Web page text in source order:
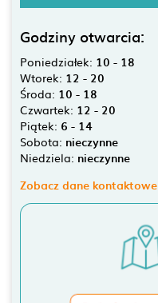
Godziny otwarcia:
Poniedziałek: 10 - 18
Wtorek: 12 - 20
Środa: 10 - 18
Czwartek: 12 - 20
Piątek: 6 - 14
Sobota: nieczynne
Niedziela: nieczynne
Zobacz dane kontaktowe